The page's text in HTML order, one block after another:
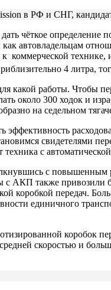
в РФ и СНГ,
чёткое определение
автовладельцам
коммерческой
4 литра,
какой работы. Чтобы
около 300 ходок и
на седельном
эффективность
свидетелями
с
с
с АКП также привозили
коробкой передач.
единичного
коробок
скоростью и